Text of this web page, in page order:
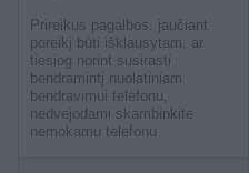
Prireikus pagalbos, jaučiant
poreikį būti išklausytam, ar
tiesiog norint susirasti
bendramintį nuolatiniam
bendravimui telefonu,
nedvejodami skambinkite
nemokamu telefonu